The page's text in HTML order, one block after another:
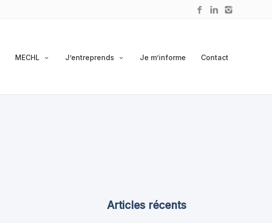
MECHL J’entreprends Je m’informe Contact
Articles récents